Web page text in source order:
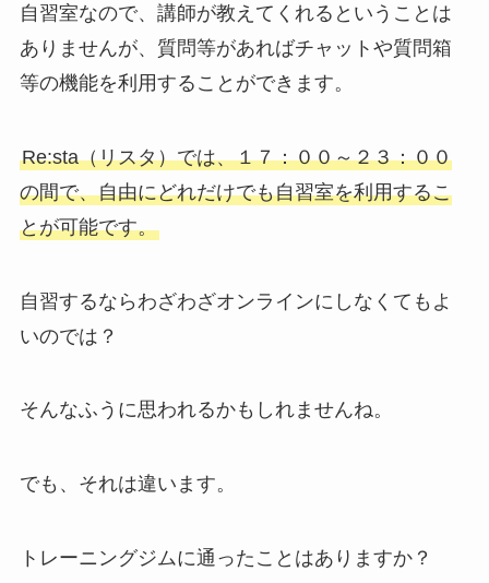
自習室なので、講師が教えてくれるということは
ありませんが、質問等があればチャットや質問箱
等の機能を利用することができます。
Re:sta（リスタ）では、１７：００～２３：００
の間で、自由にどれだけでも自習室を利用するこ
とが可能です。
自習するならわざわざオンラインにしなくてもよ
いのでは？
そんなふうに思われるかもしれませんね。
でも、それは違います。
トレーニングジムに通ったことはありますか？